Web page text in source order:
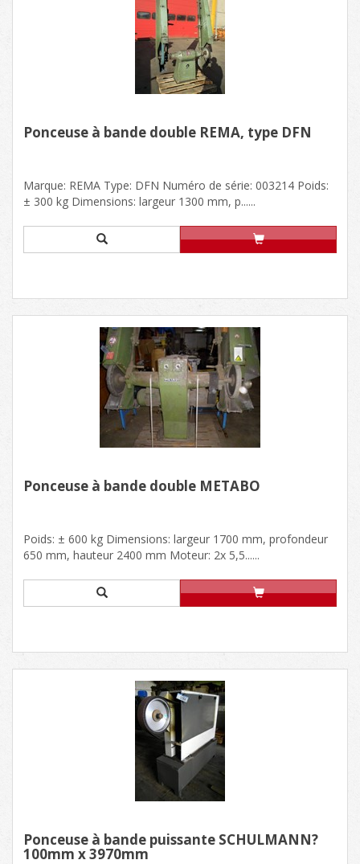
Ponceuse à bande double REMA, type DFN
Marque: REMA Type: DFN Numéro de série: 003214 Poids:
± 300 kg Dimensions: largeur 1300 mm, p......
Ponceuse à bande double METABO
Poids: ± 600 kg Dimensions: largeur 1700 mm, profondeur
650 mm, hauteur 2400 mm Moteur: 2x 5,5......
Ponceuse à bande puissante SCHULMANN?
100mm x 3970mm